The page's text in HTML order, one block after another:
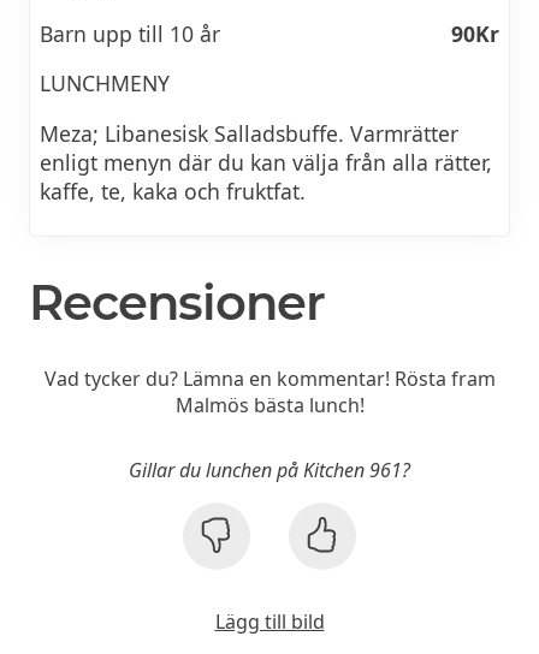
Barn upp till 10 år
90Kr
LUNCHMENY
Meza; Libanesisk Salladsbuffe. Varmrätter
enligt menyn där du kan välja från alla rätter,
kaffe, te, kaka och fruktfat.
Recensioner
Vad tycker du? Lämna en kommentar! Rösta fram
Malmös bästa lunch!
Gillar du lunchen på Kitchen 961?
Lägg till bild